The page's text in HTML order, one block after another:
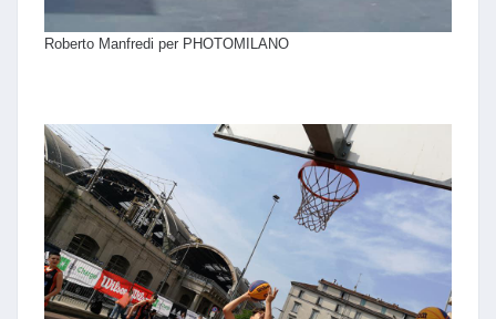
Roberto Manfredi per PHOTOMILANO